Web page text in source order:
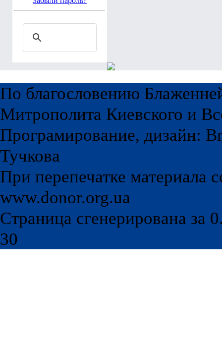
По благословению
Митрополита Киевского и
Програмирование, дизайн:
Тучкова
При перепечатке материала
www.donor.org.ua
Страница сгенерирована за
30